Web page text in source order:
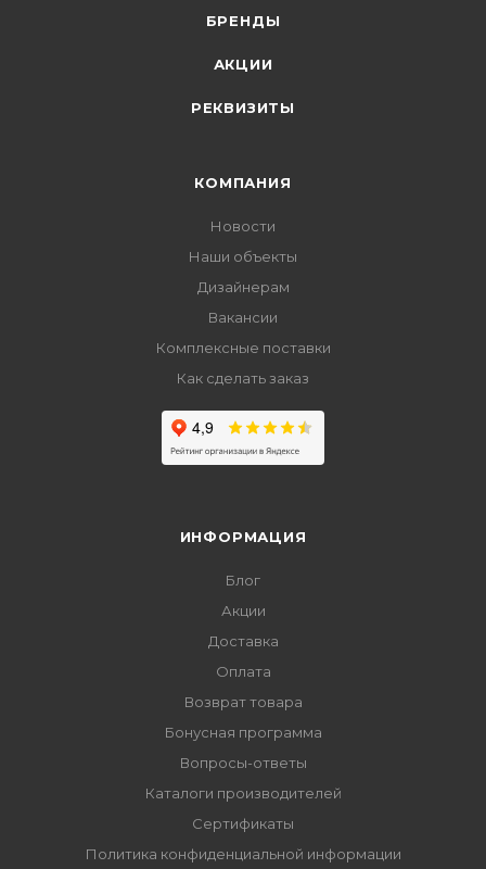
БРЕНДЫ
АКЦИИ
РЕКВИЗИТЫ
КОМПАНИЯ
Новости
Наши объекты
Дизайнерам
Вакансии
Комплексные поставки
Как сделать заказ
ИНФОРМАЦИЯ
Блог
Акции
Доставка
Оплата
Возврат товара
Бонусная программа
Вопросы-ответы
Каталоги производителей
Сертификаты
Политика конфиденциальной информации